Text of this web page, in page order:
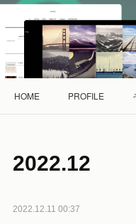
HOME PROFILE
2022.12
2022.12.11 00:37